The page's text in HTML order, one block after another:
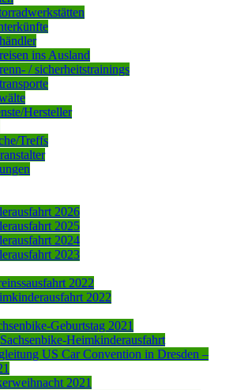
ins Ausland
/ sicherheitstrainings
Hersteller
Treffs
2026
2025
2024
2023
2022
2022
Geburtstag 2021
Heimkinderausfahrt
US Car Convention in Dresden –
2021